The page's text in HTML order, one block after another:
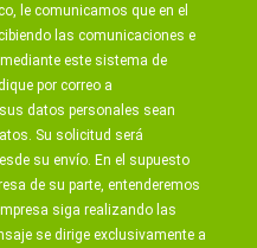
le comunicamos que en el
las comunicaciones e
este sistema de
por correo a
datos personales sean
Su solicitud será
su envío. En el supuesto
de su parte, entenderemos
siga realizando las
se dirige exclusivamente a